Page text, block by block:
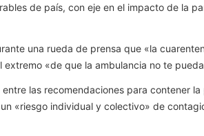
de país, con eje en el impacto de la
una rueda de prensa que «la
«de que la ambulancia no te
las recomendaciones para contener
«riesgo individual y colectivo» de